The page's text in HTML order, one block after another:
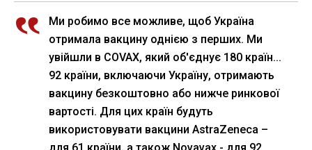
Ми робимо все можливе, щоб Україна
отримала вакцину однією з перших. Ми
увійшли в COVAX, який об'єднує 180 країн...
92 країни, включаючи Україну, отримають
вакцину безкоштовно або нижче ринкової
вартості. Для цих країн будуть
використовувати вакцини AstraZeneca –